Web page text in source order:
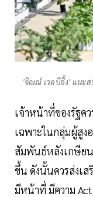
'จิณณ์ เวลบีอิ้ง' แนะส
เจ้าหน้าที่ของรัฐค
เฉพาะในกลุ่มผู้สูง
สัมพันธ์หลังเกษียน
ขึ้น ดังนั้นควรส่งเส
มีหน้าที่ มีความ